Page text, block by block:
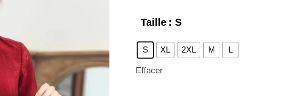
Taille : S
S XL 2XL M L
Effacer